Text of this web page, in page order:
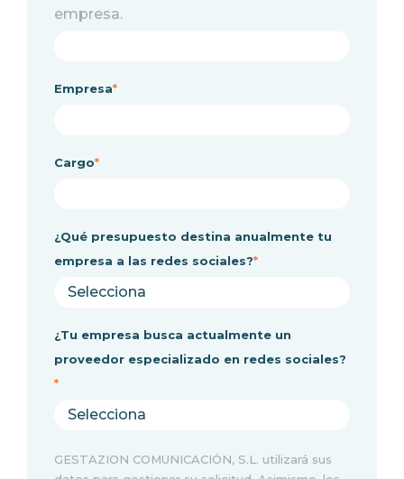
empresa.
Empresa*
Cargo*
¿Qué presupuesto destina anualmente tu
empresa a las redes sociales?*
¿Tu empresa busca actualmente un
proveedor especializado en redes sociales?
*
GESTAZION COMUNICACIÓN, S.L. utilizará sus